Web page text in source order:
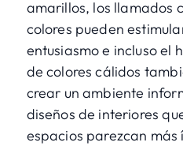
amarillos, los llamados
colores pueden
entusiasmo e incluso el
de colores cálidos
crear un ambiente
diseños de interiores
espacios parezcan más